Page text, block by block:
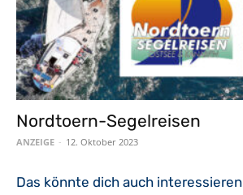
Nordtoern-Segelreisen
ANZEIGE - 12. Oktober 2023
Das könnte dich auch interessieren